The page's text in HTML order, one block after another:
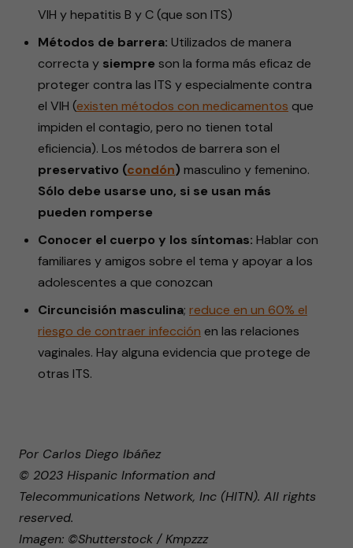
VIH y hepatitis B y C (que son ITS)
Métodos de barrera: Utilizados de manera
correcta y siempre son la forma más eficaz de
proteger contra las ITS y especialmente contra
el VIH (existen métodos con medicamentos que
impiden el contagio, pero no tienen total
eficiencia). Los métodos de barrera son el
preservativo (condón) masculino y femenino.
Sólo debe usarse uno, si se usan más
pueden romperse
Conocer el cuerpo y los síntomas: Hablar con
familiares y amigos sobre el tema y apoyar a los
adolescentes a que conozcan
Circuncisión masculina; reduce en un 60% el
riesgo de contraer infección en las relaciones
vaginales. Hay alguna evidencia que protege de
otras ITS.
Por Carlos Diego Ibáñez
© 2023 Hispanic Information and
Telecommunications Network, Inc (HITN). All rights
reserved.
Imagen: ©Shutterstock / Kmpzzz